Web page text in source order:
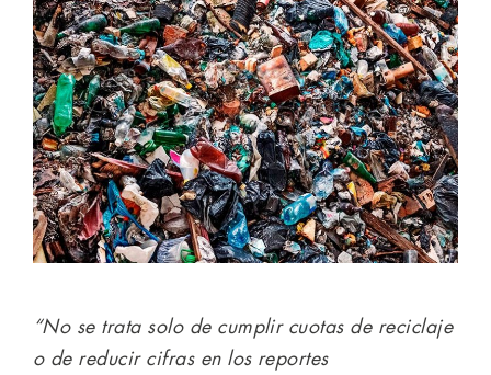
“No se trata solo de cumplir cuotas de reciclaje
o de reducir cifras en los reportes